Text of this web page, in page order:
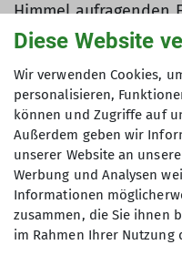
Himmel aufragenden
dass ich sofort
Und als wir letztes
Corvara diese
durchwandern
dieses Farbenspiel
Wanderwoche im
Diese Website
Wir verwenden Cookies,
personalisieren,
können und Zugriffe auf
Außerdem geben wir
unserer Website an
Werbung und Analysen
Informationen
zusammen, die Sie ihnen
im Rahmen Ihrer Nutzung